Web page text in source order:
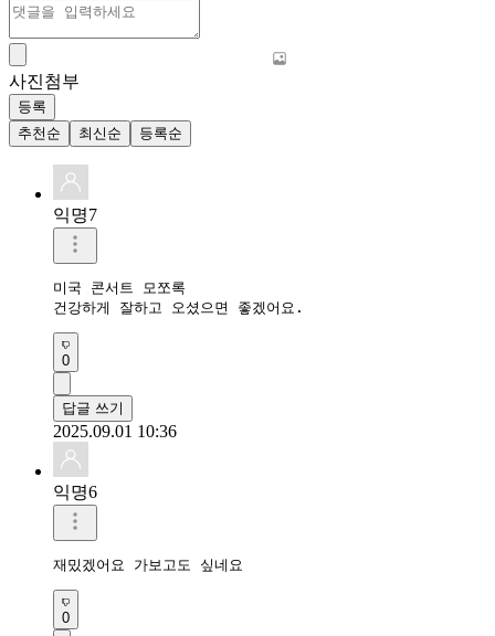
사진첨부
등록
추천순
최신순 등록순
익명7
미국 콘서트 모쪼록
건강하게 잘하고 오셨으면 좋겠어요.
0
답글 쓰기
2025.09.01 10:36
익명6
재밌겠어요 가보고도 싶네요
0